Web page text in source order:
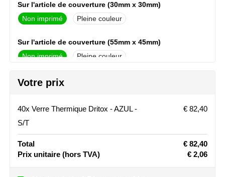
STORMaxi
TACX
The One Towelling
Vinga
Waterman
Sur l'article de couverture (30mm x 30mm)
Non imprimé
Pleine couleur
Sur l'article de couverture (55mm x 45mm)
Non imprimé
Pleine couleur
A propos de verre (110mm x 45mm)
Votre prix
40x Verre Thermique Dritox - AZUL -
S/T
€ 82,40
Total
€ 82,40
Prix unitaire (hors TVA) € 2,06